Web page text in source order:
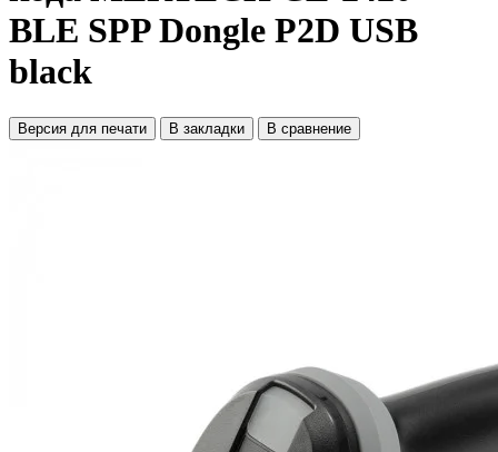
BLE SPP Dongle P2D USB
black
Версия для печати В закладки В сравнение